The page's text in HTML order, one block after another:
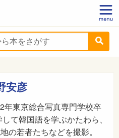
安彦
年東京総合写真専門学校卒
て韓国語を学ぶかたわら、
の若者たちなどを撮影。